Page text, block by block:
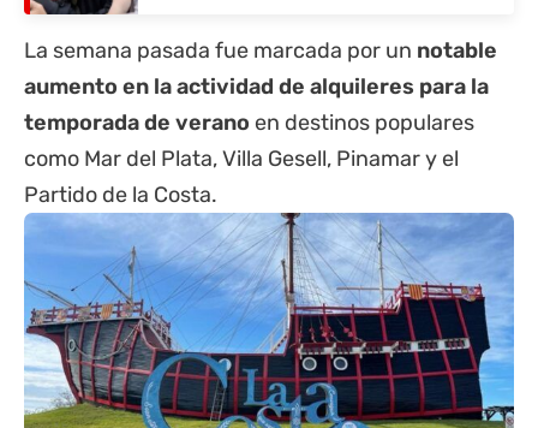
La semana pasada fue marcada por un notable
aumento en la actividad de alquileres para la
temporada de verano en destinos populares
como Mar del Plata,Villa Gesell, Pinamary el
Partido de la Costa.